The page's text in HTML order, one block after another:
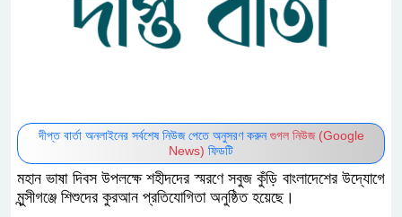
দীপ্ত বার্তা অনলাইনের সর্বশেষ নিউজ পেতে অনুসরণ করুনগুগল নিউজ (Google
News) ফিডটি
মহান ভাষা দিবস উপলক্ষে শহীদদের স্মরণে সবুজ কুঁড়ি বাংলাদেশের উদ্যোগে
মুন্সীগঞ্জে শিশুদের কুরআন প্রতিযোগিতা অনুষ্ঠিত হয়েছে।